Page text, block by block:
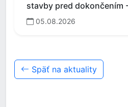
stavby pred dokončením
05.08.2026
Späť na aktuality